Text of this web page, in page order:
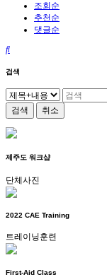
조회순
추천순
댓글순
검색
검색 취소
제주도 워크샵
단체사진
2022 CAE Training
트레이닝훈련
First-Aid Class